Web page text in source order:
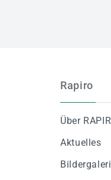
Rapiro
Über
Aktuelles